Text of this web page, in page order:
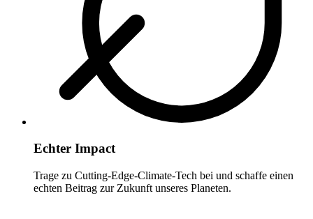
Echter Impact
Trage zu Cutting-Edge-Climate-Tech bei und schaffe einen
echten Beitrag zur Zukunft unseres Planeten.